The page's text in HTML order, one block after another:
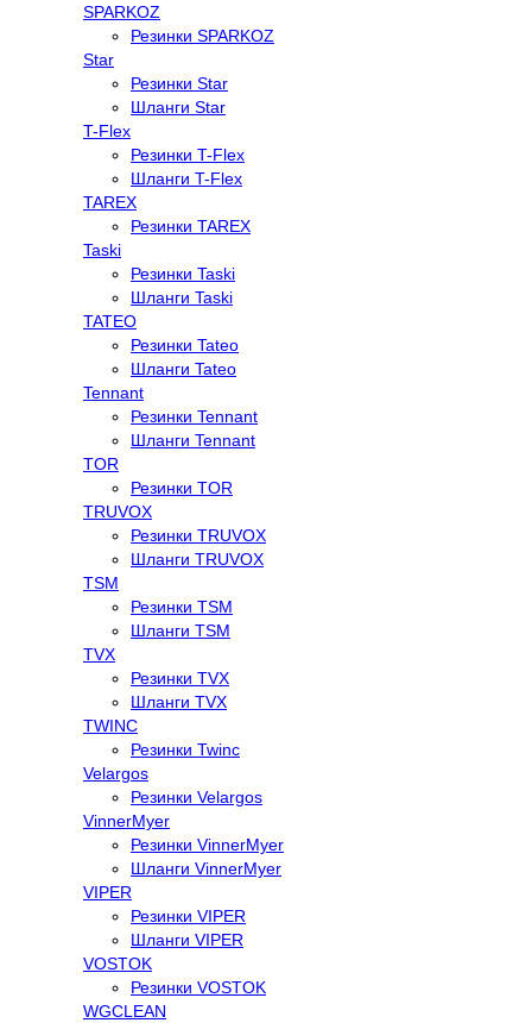
SPARKOZ
Резинки SPARKOZ
Star
Резинки Star
Шланги Star
T-Flex
Резинки T-Flex
Шланги T-Flex
TAREX
Резинки TAREX
Taski
Резинки Taski
Шланги Taski
TATEO
Резинки Tateo
Шланги Tateo
Tennant
Резинки Tennant
Шланги Tennant
TOR
Резинки TOR
TRUVOX
Резинки TRUVOX
Шланги TRUVOX
TSM
Резинки TSM
Шланги TSM
TVX
Резинки TVX
Шланги TVX
TWINC
Резинки Twinc
Velargos
Резинки Velargos
VinnerMyer
Резинки VinnerMyer
Шланги VinnerMyer
VIPER
Резинки VIPER
Шланги VIPER
VOSTOK
Резинки VOSTOK
WGCLEAN